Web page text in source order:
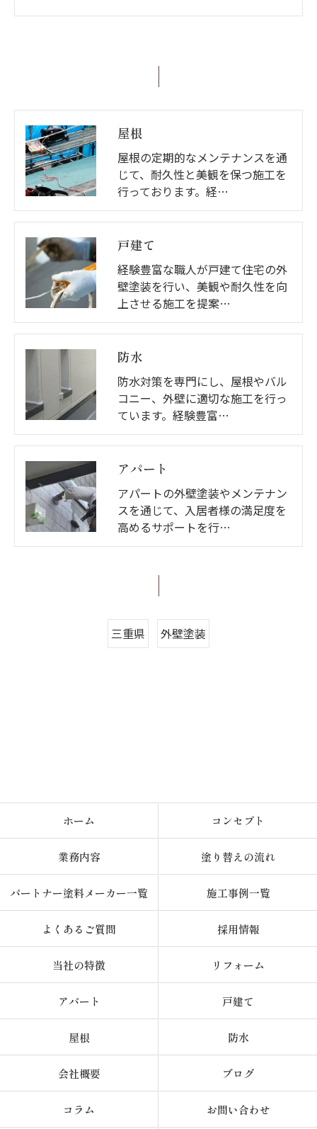
屋根
屋根の定期的なメンテナンスを通
じて、耐久性と美観を保つ施工を
行っております。経…
戸建て
経験豊富な職人が戸建て住宅の外
壁塗装を行い、美観や耐久性を向
上させる施工を提案…
防水
防水対策を専門にし、屋根やバル
コニー、外壁に適切な施工を行っ
ています。経験豊富…
アパート
アパートの外壁塗装やメンテナン
スを通じて、入居者様の満足度を
高めるサポートを行…
三重県 外壁塗装
ホーム コンセプト
業務内容 塗り替えの流れ
パートナー塗料メーカー一覧 施工事例一覧
よくあるご質問 採用情報
当社の特徴 リフォーム
アパート 戸建て
屋根 防水
会社概要 ブログ
コラム お問い合わせ